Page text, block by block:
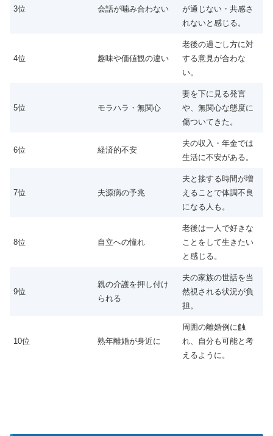
3位 会話が噛み合わない
が通じない・共感さ
れないと感じる。
4位 趣味や価値観の違い
老後の過ごし方に対
する意見が合わな
い。
5位 モラハラ・無関心
妻を下に見る発言
や、無関心な態度に
傷ついてきた。
6位 経済的不安
夫の収入・年金では
生活に不安がある。
7位 夫源病の予兆
夫と接する時間が増
えることで体調不良
になる人も。
8位 自立への憧れ
老後は一人で好きな
ことをして生きたい
と感じる。
9位
親の介護を押し付け
られる
夫の家族の世話を当
然視される状況が負
担。
10位 熟年離婚が身近に
周囲の離婚例に触
れ、自分も可能と考
えるように。